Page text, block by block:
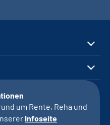
um Rente, Reha und
Infoseite